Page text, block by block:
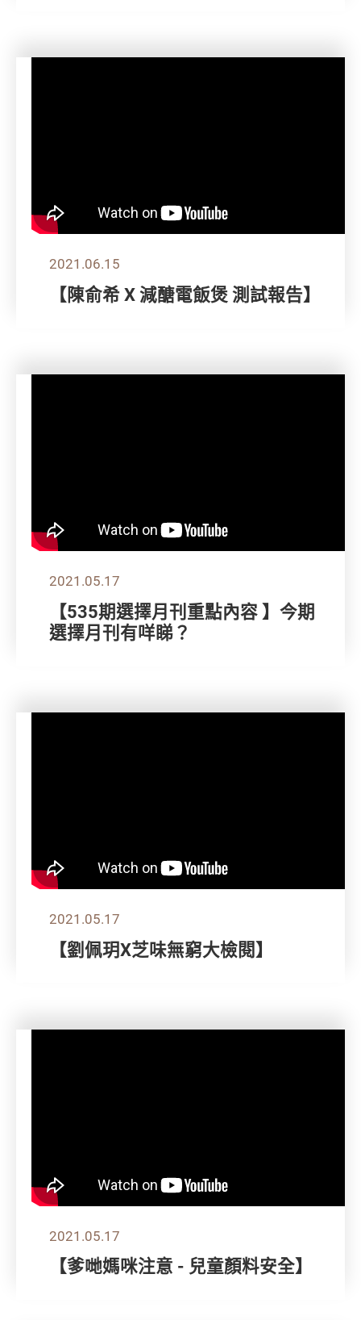
2021.06.15
【陳俞希 X 減醣電飯煲 測試報告】
2021.05.17
【535期選擇月刊重點內容 】今期
選擇月刊有咩睇？
2021.05.17
【劉佩玥X芝味無窮大檢閱】
2021.05.17
【爹哋媽咪注意 - 兒童顏料安全】